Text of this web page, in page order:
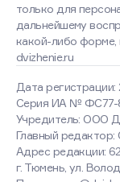
Дата регистрации:
Серия ИА № ФС77-
Учредитель: ООО
Главный
Адрес редакции:
г. Тюмень, ул.
только для
дальнейшему
какой-либо форме,
dvizhenie.ru